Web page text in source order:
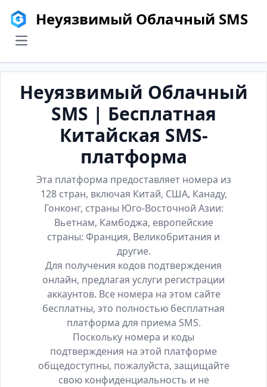
Неуязвимый Облачный SMS
menu
Неуязвимый Облачный
SMS | Бесплатная
Китайская SMS-
платформа
Эта платформа предоставляет номера из
128 стран, включая Китай, США, Канаду,
Гонконг, страны Юго-Восточной Азии:
Вьетнам, Камбоджа, европейские
страны: Франция, Великобритания и
другие.
Для получения кодов подтверждения
онлайн, предлагая услуги регистрации
аккаунтов. Все номера на этом сайте
бесплатны, это полностью бесплатная
платформа для приема SMS.
Поскольку номера и коды
подтверждения на этой платформе
общедоступны, пожалуйста, защищайте
свою конфиденциальность и не